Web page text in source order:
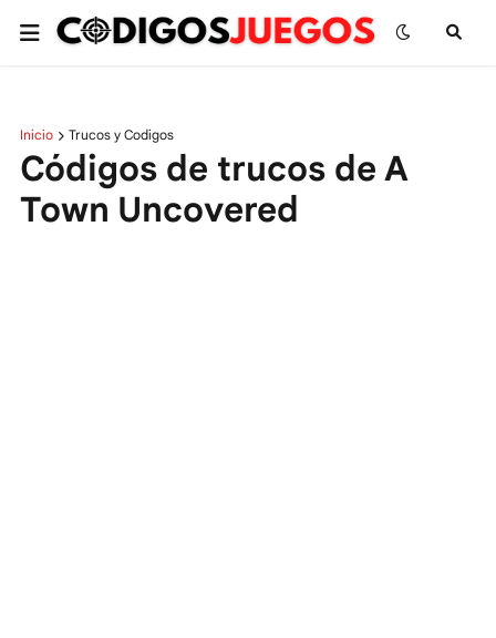
Inicio Trucos y Codigos
Códigos de trucos de A
Town Uncovered